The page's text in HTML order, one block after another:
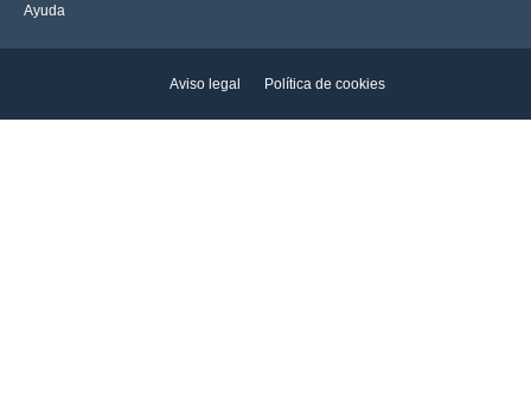
Ayuda
Aviso legal Política de cookies